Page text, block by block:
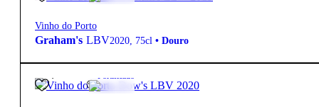
Vinho do Porto
Graham's LBV2020, 75cl • Douro
18,00€ Fortificado